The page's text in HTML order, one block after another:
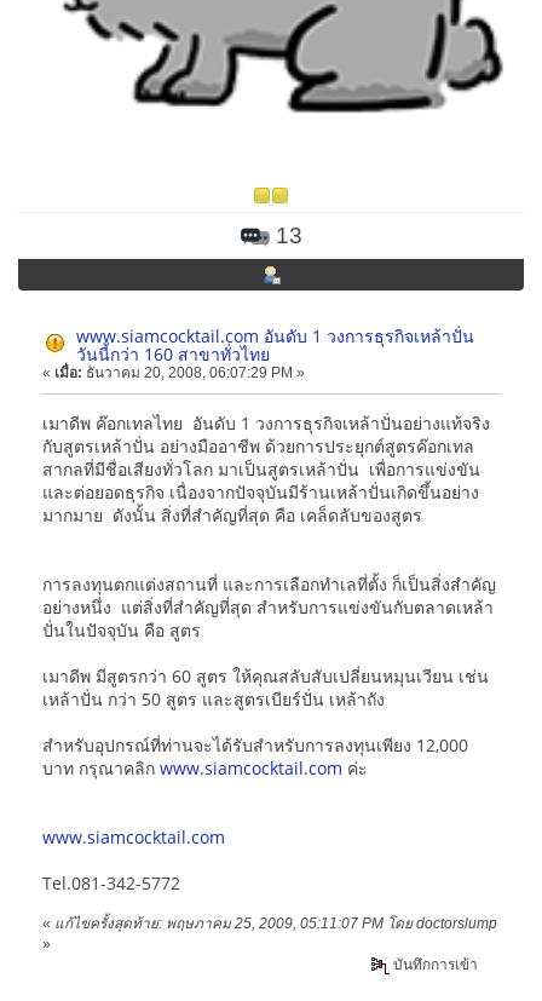
13
www.siamcocktail.com อันดับ 1 วงการธุรกิจเหล้าปั่น
วันนี้กว่า 160 สาขาทั่วไทย
« เมื่อ: ธันวาคม 20, 2008, 06:07:29 PM »
เมาดีพ ค๊อกเทลไทย อันดับ 1 วงการธุรกิจเหล้าปั่นอย่างแท้จริง
กับสูตรเหล้าปั่น อย่างมืออาชีพ ด้วยการประยุกต์สูตรค๊อกเทล
สากลที่มีชื่อเสียงทั่วโลก มาเป็นสูตรเหล้าปั่น เพื่อการแข่งขัน
และต่อยอดธุรกิจ เนื่องจากปัจจุบันมีร้านเหล้าปั่นเกิดขึ้นอย่าง
มากมาย ดังนั้น สิ่งที่สำคัญที่สุด คือ เคล็ดลับของสูตร
การลงทุนตกแต่งสถานที่ และการเลือกทำเลที่ตั้ง ก็เป็นสิ่งสำคัญ
อย่างหนึ่ง แต่สิ่งที่สำคัญที่สุด สำหรับการแข่งขันกับตลาดเหล้า
ปั่นในปัจจุบัน คือ สูตร
เมาดีพ มีสูตรกว่า 60 สูตร ให้คุณสลับสับเปลี่ยนหมุนเวียน เช่น
เหล้าปั่น กว่า 50 สูตร และสูตรเบียร์ปั่น เหล้าถัง
สำหรับอุปกรณ์ที่ท่านจะได้รับสำหรับการลงทุนเพียง 12,000
บาท กรุณาคลิก www.siamcocktail.com ค่ะ
www.siamcocktail.com
Tel.081-342-5772
« แก้ไขครั้งสุดท้าย: พฤษภาคม 25, 2009, 05:11:07 PM โดย doctorslump
»
บันทึกการเข้า